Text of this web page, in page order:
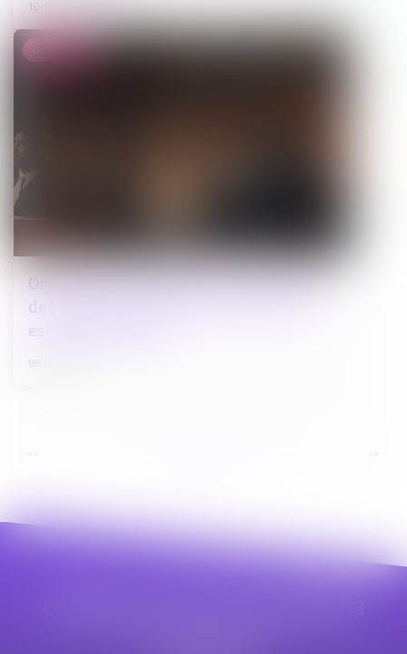
10/06/2026
Ordonnance de protection et audition
de l'enfant : une motivation du refus
est indispensable
08/06/2026
Droit pénal
<< >>